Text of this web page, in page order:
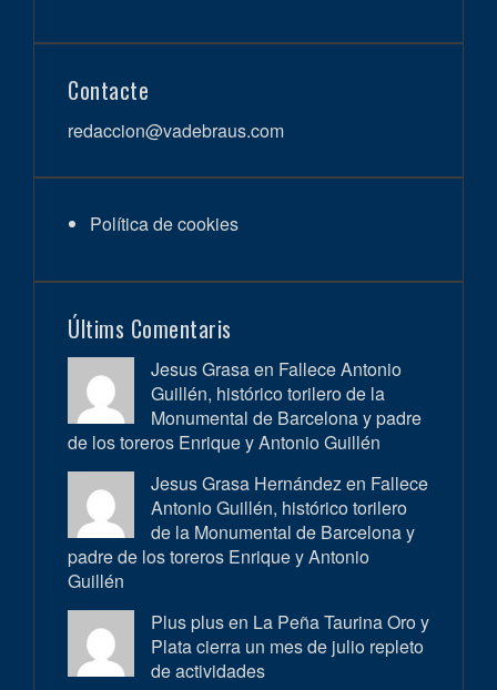
Contacte
redaccion@vadebraus.com
Política de cookies
Últims Comentaris
Jesus Grasa en Fallece Antonio
Guillén, histórico torilero de la
Monumental de Barcelona y padre
de los toreros Enrique y Antonio Guillén
Jesus Grasa Hernández en Fallece
Antonio Guillén, histórico torilero
de la Monumental de Barcelona y
padre de los toreros Enrique y Antonio
Guillén
Plus plus en La Peña Taurina Oro y
Plata cierra un mes de julio repleto
de actividades